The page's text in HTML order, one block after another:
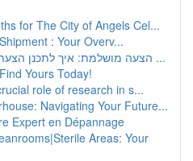
for The City of Angels Cel...
: Your Overv...
הצעה מושלמת: איך לתכנן הצעת נישואין בלתי נשכחת ...
Yours Today!
role of research in s...
Navigating Your Future...
Expert en Dépannage
Areas: Your